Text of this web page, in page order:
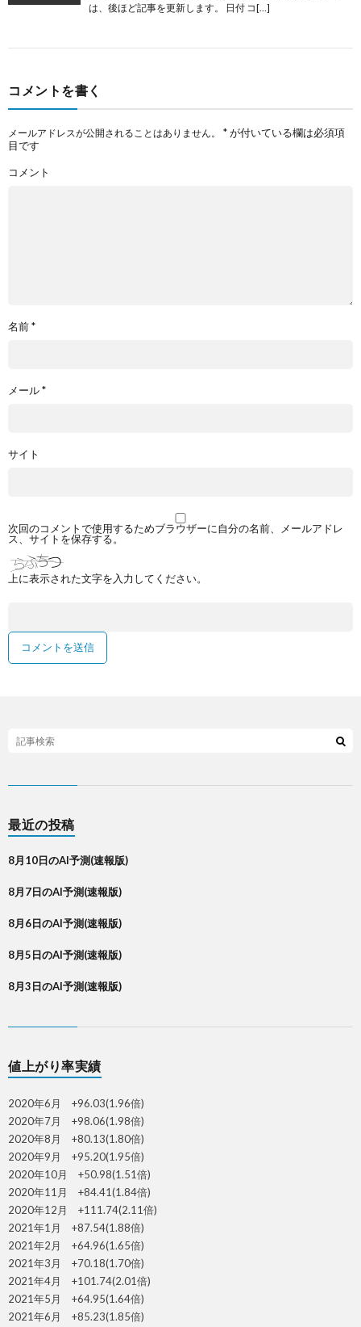
は、後ほど記事を更新します。 日付 コ[…]
コメントを書く
メールアドレスが公開されることはありません。 *が付いている欄は必須項
目です
コメント
名前*
メール*
サイト
次回のコメントで使用するためブラウザーに自分の名前、メールアドレ
ス、サイトを保存する。
上に表示された文字を入力してください。
最近の投稿
8月10日のAI予測(速報版)
8月7日のAI予測(速報版)
8月6日のAI予測(速報版)
8月5日のAI予測(速報版)
8月3日のAI予測(速報版)
値上がり率実績
2020年6月 +96.03(1.96倍)
2020年7月 +98.06(1.98倍)
2020年8月 +80.13(1.80倍)
2020年9月 +95.20(1.95倍)
2020年10月 +50.98(1.51倍)
2020年11月 +84.41(1.84倍)
2020年12月 +111.74(2.11倍)
2021年1月 +87.54(1.88倍)
2021年2月 +64.96(1.65倍)
2021年3月 +70.18(1.70倍)
2021年4月 +101.74(2.01倍)
2021年5月 +64.95(1.64倍)
2021年6月 +85.23(1.85倍)